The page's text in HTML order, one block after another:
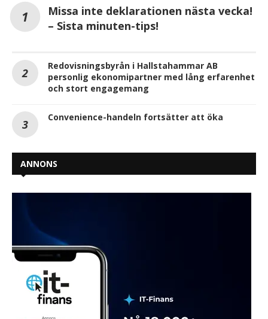
Missa inte deklarationen nästa vecka!
– Sista minuten-tips!
Redovisningsbyrån i Hallstahammar AB
personlig ekonomipartner med lång erfarenhet
och stort engagemang
Convenience-handeln fortsätter att öka
ANNONS